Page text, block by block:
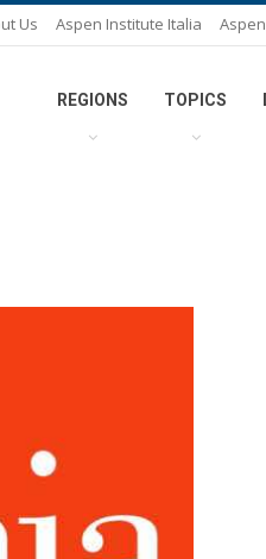
Us Aspen Institute Italia
REGIONS TOPICS